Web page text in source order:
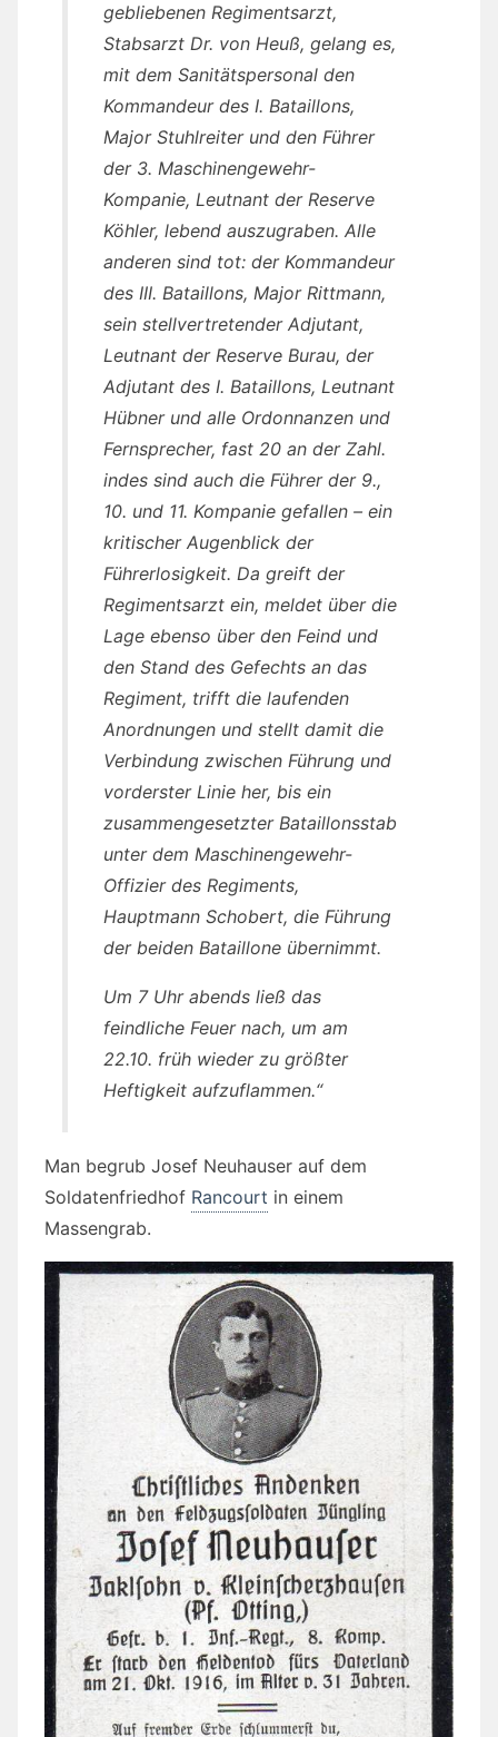
gebliebenen Regimentsarzt,
Stabsarzt Dr. von Heuß, gelang es,
mit dem Sanitätspersonal den
Kommandeur des I. Bataillons,
Major Stuhlreiter und den Führer
der 3. Maschinengewehr-
Kompanie, Leutnant der Reserve
Köhler, lebend auszugraben. Alle
anderen sind tot: der Kommandeur
des III. Bataillons, Major Rittmann,
sein stellvertretender Adjutant,
Leutnant der Reserve Burau, der
Adjutant des I. Bataillons, Leutnant
Hübner und alle Ordonnanzen und
Fernsprecher, fast 20 an der Zahl.
indes sind auch die Führer der 9.,
10. und 11. Kompanie gefallen – ein
kritischer Augenblick der
Führerlosigkeit. Da greift der
Regimentsarzt ein, meldet über die
Lage ebenso über den Feind und
den Stand des Gefechts an das
Regiment, trifft die laufenden
Anordnungen und stellt damit die
Verbindung zwischen Führung und
vorderster Linie her, bis ein
zusammengesetzter Bataillonsstab
unter dem Maschinengewehr-
Offizier des Regiments,
Hauptmann Schobert, die Führung
der beiden Bataillone übernimmt.
Um 7 Uhr abends ließ das
feindliche Feuer nach, um am
22.10. früh wieder zu größter
Heftigkeit aufzuflammen.“
Man begrub Josef Neuhauser auf dem
Soldatenfriedhof Rancourt in einem
Massengrab.